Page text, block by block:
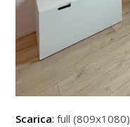
Scarica:full (809x1080)